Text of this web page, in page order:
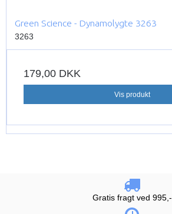
Green Science - Dynamolygte 3263
3263
179,00 DKK
Vis produkt
Gratis fragt ved 995,-